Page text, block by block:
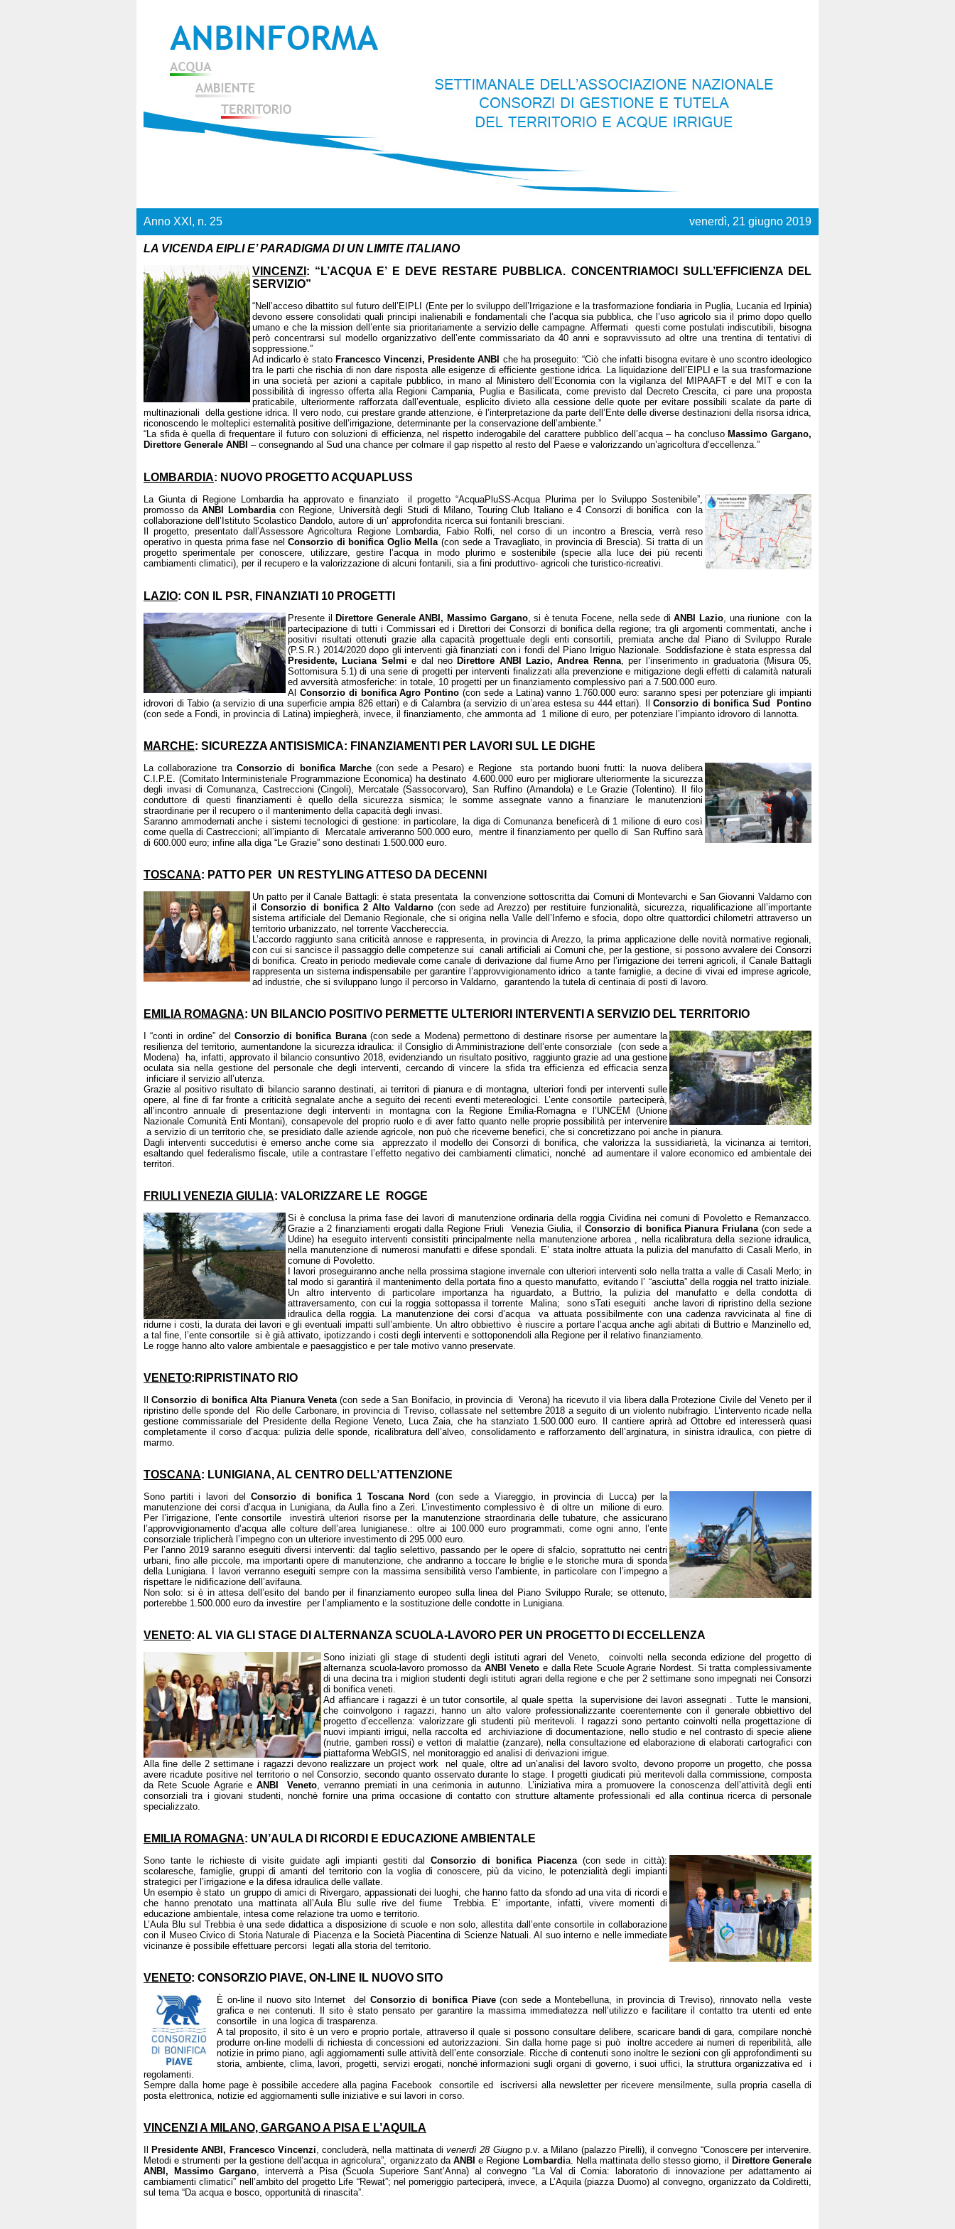
Anno XXI, n. 25 venerdì, 21 giugno 2019
LA VICENDA EIPLI E’ PARADIGMA DI UN LIMITE ITALIANO
VINCENZI : “L’ACQUA E’ E DEVE RESTARE PUBBLICA. CONCENTRIAMOCI SULL’EFFICIENZA DEL
SERVIZIO”
“Nell’acceso dibattito sul futuro dell’EIPLI (Ente per lo sviluppo dell’Irrigazione e la trasformazione fondiaria in Puglia, Lucania ed Irpinia)
devono essere consolidati quali principi inalienabili e fondamentali che l’acqua sia pubblica, che l’uso agricolo sia il primo dopo quello
umano e che la mission dell’ente sia prioritariamente a servizio delle campagne. Affermati questi come postulati indiscutibili, bisogna
però concentrarsi sul modello organizzativo dell’ente commissariato da 40 anni e sopravvissuto ad oltre una trentina di tentativi di
soppressione.”
Ad indicarlo è stato Francesco Vincenzi, Presidente ANBI che ha proseguito: “Ciò che infatti bisogna evitare è uno scontro ideologico
tra le parti che rischia di non dare risposta alle esigenze di efficiente gestione idrica. La liquidazione dell’EIPLI e la sua trasformazione
in una società per azioni a capitale pubblico, in mano al Ministero dell’Economia con la vigilanza del MIPAAFT e del MIT e con la
possibilità di ingresso offerta alla Regioni Campania, Puglia e Basilicata, come previsto dal Decreto Crescita, ci pare una proposta
praticabile, ulteriormente rafforzata dall’eventuale, esplicito divieto alla cessione delle quote per evitare possibili scalate da parte di
multinazionali della gestione idrica. Il vero nodo, cui prestare grande attenzione, è l’interpretazione da parte dell’Ente delle diverse destinazioni della risorsa idrica,
riconoscendo le molteplici esternalità positive dell’irrigazione, determinante per la conservazione dell’ambiente.”
“La sfida è quella di frequentare il futuro con soluzioni di efficienza, nel rispetto inderogabile del carattere pubblico dell’acqua – ha concluso Massimo Gargano,
Direttore Generale ANBI – consegnando al Sud una chance per colmare il gap rispetto al resto del Paese e valorizzando un’agricoltura d’eccellenza.”
LOMBARDIA: NUOVO PROGETTO ACQUAPLUSS
La Giunta di Regione Lombardia ha approvato e finanziato il progetto “AcquaPluSS-Acqua Plurima per lo Sviluppo Sostenibile”,
promosso daANBI Lombardiacon Regione, Università degli Studi di Milano, Touring Club Italiano e 4 Consorzi di bonifica con la
collaborazione dell’Istituto Scolastico Dandolo, autore di un’ approfondita ricerca sui fontanili bresciani.
Il progetto, presentato dall’Assessore Agricoltura Regione Lombardia, Fabio Rolfi, nel corso di un incontro a Brescia, verrà reso
operativo in questa prima fase nelConsorzio di bonifica Oglio Mella(con sede a Travagliato, in provincia di Brescia). Si tratta di un
progetto sperimentale per conoscere, utilizzare, gestire l’acqua in modo plurimo e sostenibile (specie alla luce dei più recenti
cambiamenti climatici), per il recupero e la valorizzazione di alcuni fontanili, sia a fini produttivo- agricoli che turistico-ricreativi.
LAZIO: CON IL PSR, FINANZIATI 10 PROGETTI
Presente il Direttore Generale ANBI, Massimo Gargano, si è tenuta Focene, nella sede diANBI Lazio, una riunione con la
partecipazione di tutti i Commissari ed i Direttori dei Consorzi di bonifica della regione; tra gli argomenti commentati, anche i
positivi risultati ottenuti grazie alla capacità progettuale degli enti consortili, premiata anche dal Piano di Sviluppo Rurale
(P.S.R.) 2014/2020 dopo gli interventi già finanziati con i fondi del Piano Irriguo Nazionale. Soddisfazione è stata espressa dal
Presidente, Luciana Selmie dal neo Direttore ANBI Lazio, Andrea Renna, per l’inserimento in graduatoria (Misura 05,
Sottomisura 5.1) di una serie di progetti per interventi finalizzati alla prevenzione e mitigazione degli effetti di calamità naturali
ed avversità atmosferiche: in totale, 10 progetti per un finanziamento complessivo pari a 7.500.000 euro.
Al Consorzio di bonifica Agro Pontino(con sede a Latina) vanno 1.760.000 euro: saranno spesi per potenziare gli impianti
idrovori di Tabio (a servizio di una superficie ampia 826 ettari) e di Calambra (a servizio di un’area estesa su 444 ettari). IlConsorzio di bonifica Sud Pontino
(con sede a Fondi, in provincia di Latina) impiegherà, invece, il finanziamento, che ammonta ad 1 milione di euro, per potenziare l’impianto idrovoro di Iannotta.
MARCHE: SICUREZZA ANTISISMICA: FINANZIAMENTI PER LAVORI SUL LE DIGHE
La collaborazione tra Consorzio di bonifica Marche(con sede a Pesaro) e Regione sta portando buoni frutti: la nuova delibera
C.I.P.E. (Comitato Interministeriale Programmazione Economica) ha destinato 4.600.000 euro per migliorare ulteriormente la sicurezza
degli invasi di Comunanza, Castreccioni (Cingoli), Mercatale (Sassocorvaro), San Ruffino (Amandola) e Le Grazie (Tolentino). Il filo
conduttore di questi finanziamenti è quello della sicurezza sismica; le somme assegnate vanno a finanziare le manutenzioni
straordinarie per il recupero o il mantenimento della capacità degli invasi.
Saranno ammodernati anche i sistemi tecnologici di gestione: in particolare, la diga di Comunanza beneficerà di 1 milione di euro così
come quella di Castreccioni; all’impianto di Mercatale arriveranno 500.000 euro, mentre il finanziamento per quello di San Ruffino sarà
di 600.000 euro; infine alla diga “Le Grazie” sono destinati 1.500.000 euro.
TOSCANA: PATTO PER UN RESTYLING ATTESO DA DECENNI
Un patto per il Canale Battagli: è stata presentata la convenzione sottoscritta dai Comuni di Montevarchi e San Giovanni Valdarno con
il Consorzio di bonifica 2 Alto Valdarno (con sede ad Arezzo) per restituire funzionalità, sicurezza, riqualificazione all’importante
sistema artificiale del Demanio Regionale, che si origina nella Valle dell’Inferno e sfocia, dopo oltre quattordici chilometri attraverso un
territorio urbanizzato, nel torrente Vacchereccia.
L’accordo raggiunto sana criticità annose e rappresenta, in provincia di Arezzo, la prima applicazione delle novità normative regionali,
con cui si sancisce il passaggio delle competenze sui canali artificiali ai Comuni che, per la gestione, si possono avvalere dei Consorzi
di bonifica. Creato in periodo medievale come canale di derivazione dal fiume Arno per l’irrigazione dei terreni agricoli, il Canale Battagli
rappresenta un sistema indispensabile per garantire l’approvvigionamento idrico a tante famiglie, a decine di vivai ed imprese agricole,
ad industrie, che si sviluppano lungo il percorso in Valdarno, garantendo la tutela di centinaia di posti di lavoro.
EMILIA ROMAGNA: UN BILANCIO POSITIVO PERMETTE ULTERIORI INTERVENTI A SERVIZIO DEL TERRITORIO
I “conti in ordine” delConsorzio di bonifica Burana(con sede a Modena) permettono di destinare risorse per aumentare la
resilienza del territorio, aumentandone la sicurezza idraulica: il Consiglio di Amministrazione dell’ente consorziale (con sede a
Modena) ha, infatti, approvato il bilancio consuntivo 2018, evidenziando un risultato positivo, raggiunto grazie ad una gestione
oculata sia nella gestione del personale che degli interventi, cercando di vincere la sfida tra efficienza ed efficacia senza
inficiare il servizio all’utenza.
Grazie al positivo risultato di bilancio saranno destinati, ai territori di pianura e di montagna, ulteriori fondi per interventi sulle
opere, al fine di far fronte a criticità segnalate anche a seguito dei recenti eventi metereologici. L’ente consortile parteciperà,
all’incontro annuale di presentazione degli interventi in montagna con la Regione Emilia-Romagna e l’UNCEM (Unione
Nazionale Comunità Enti Montani), consapevole del proprio ruolo e di aver fatto quanto nelle proprie possibilità per intervenire
a servizio di un territorio che, se presidiato dalle aziende agricole, non può che riceverne benefici, che si concretizzano poi anche in pianura.
Dagli interventi succedutisi è emerso anche come sia apprezzato il modello dei Consorzi di bonifica, che valorizza la sussidiarietà, la vicinanza ai territori,
esaltando quel federalismo fiscale, utile a contrastare l’effetto negativo dei cambiamenti climatici, nonché ad aumentare il valore economico ed ambientale dei
territori.
FRIULI VENEZIA GIULIA: VALORIZZARE LE ROGGE
Si è conclusa la prima fase dei lavori di manutenzione ordinaria della roggia Cividina nei comuni di Povoletto e Remanzacco.
Grazie a 2 finanziamenti erogati dalla Regione Friuli Venezia Giulia, il Consorzio di bonifica Pianura Friulana(con sede a
Udine) ha eseguito interventi consistiti principalmente nella manutenzione arborea , nella ricalibratura della sezione idraulica,
nella manutenzione di numerosi manufatti e difese spondali. E’ stata inoltre attuata la pulizia del manufatto di Casali Merlo, in
comune di Povoletto.
I lavori proseguiranno anche nella prossima stagione invernale con ulteriori interventi solo nella tratta a valle di Casali Merlo; in
tal modo si garantirà il mantenimento della portata fino a questo manufatto, evitando l’ “asciutta” della roggia nel tratto iniziale.
Un altro intervento di particolare importanza ha riguardato, a Buttrio, la pulizia del manufatto e della condotta di
attraversamento, con cui la roggia sottopassa il torrente Malina; sono sTati eseguiti anche lavori di ripristino della sezione
idraulica della roggia. La manutenzione dei corsi d’acqua va attuata possibilmente con una cadenza ravvicinata al fine di
ridurne i costi, la durata dei lavori e gli eventuali impatti sull’ambiente. Un altro obbiettivo è riuscire a portare l’acqua anche agli abitati di Buttrio e Manzinello ed,
a tal fine, l’ente consortile si è già attivato, ipotizzando i costi degli interventi e sottoponendoli alla Regione per il relativo finanziamento.
Le rogge hanno alto valore ambientale e paesaggistico e per tale motivo vanno preservate.
VENETO:RIPRISTINATO RIO
IlConsorzio di bonifica Alta Pianura Veneta(con sede a San Bonifacio, in provincia di Verona) ha ricevuto il via libera dalla Protezione Civile del Veneto per il
ripristino delle sponde del Rio delle Carbonare, in provincia di Treviso, collassate nel settembre 2018 a seguito di un violento nubifragio. L’intervento ricade nella
gestione commissariale del Presidente della Regione Veneto, Luca Zaia, che ha stanziato 1.500.000 euro. Il cantiere aprirà ad Ottobre ed interesserà quasi
completamente il corso d’acqua: pulizia delle sponde, ricalibratura dell’alveo, consolidamento e rafforzamento dell’arginatura, in sinistra idraulica, con pietre di
marmo.
TOSCANA: LUNIGIANA, AL CENTRO DELL’ATTENZIONE
Sono partiti i lavori delConsorzio di bonifica 1 Toscana Nord
(con sede a Viareggio, in provincia di Lucca) per la
manutenzione dei corsi d’acqua in Lunigiana, da Aulla fino a Zeri. L’investimento complessivo è di oltre un milione di euro.
Per l’irrigazione, l’ente consortile investirà ulteriori risorse per la manutenzione straordinaria delle tubature, che assicurano
l’approvvigionamento d’acqua alle colture dell’area lunigianese.: oltre ai 100.000 euro programmati, come ogni anno, l’ente
consorziale triplicherà l’impegno con un ulteriore investimento di 295.000 euro.
Per l’anno 2019 saranno eseguiti diversi interventi: dal taglio selettivo, passando per le opere di sfalcio, soprattutto nei centri
urbani, fino alle piccole, ma importanti opere di manutenzione, che andranno a toccare le briglie e le storiche mura di sponda
della Lunigiana. I lavori verranno eseguiti sempre con la massima sensibilità verso l’ambiente, in particolare con l’impegno a
rispettare le nidificazione dell’avifauna.
Non solo: si è in attesa dell’esito del bando per il finanziamento europeo sulla linea del Piano Sviluppo Rurale; se ottenuto,
porterebbe 1.500.000 euro da investire per l’ampliamento e la sostituzione delle condotte in Lunigiana.
VENETO: AL VIA GLI STAGE DI ALTERNANZA SCUOLA-LAVORO PER UN PROGETTO DI ECCELLENZA
Sono iniziati gli stage di studenti degli istituti agrari del Veneto, coinvolti nella seconda edizione del progetto di
alternanza scuola-lavoro promosso da ANBI Veneto e dalla Rete Scuole Agrarie Nordest. Si tratta complessivamente
di una decina tra i migliori studenti degli istituti agrari della regione e che per 2 settimane sono impegnati nei Consorzi
di bonifica veneti.
Ad affiancare i ragazzi è un tutor consortile, al quale spetta la supervisione dei lavori assegnati . Tutte le mansioni,
che coinvolgono i ragazzi, hanno un alto valore professionalizzante coerentemente con il generale obbiettivo del
progetto d’eccellenza: valorizzare gli studenti più meritevoli. I ragazzi sono pertanto coinvolti nella progettazione di
nuovi impianti irrigui, nella raccolta ed archiviazione di documentazione, nello studio e nel contrasto di specie aliene
(nutrie, gamberi rossi) e vettori di malattie (zanzare), nella consultazione ed elaborazione di elaborati cartografici con
piattaforma WebGIS, nel monitoraggio ed analisi di derivazioni irrigue.
Alla fine delle 2 settimane i ragazzi devono realizzare un project work nel quale, oltre ad un’analisi del lavoro svolto, devono proporre un progetto, che possa
avere ricadute positive nel territorio o nel Consorzio, secondo quanto osservato durante lo stage. I progetti giudicati più meritevoli dalla commissione, composta
da Rete Scuole Agrarie e ANBI Veneto, verranno premiati in una cerimonia in autunno. L’iniziativa mira a promuovere la conoscenza dell’attività degli enti
consorziali tra i giovani studenti, nonchè fornire una prima occasione di contatto con strutture altamente professionali ed alla continua ricerca di personale
specializzato.
EMILIA ROMAGNA: UN’AULA DI RICORDI E EDUCAZIONE AMBIENTALE
Sono tante le richieste di visite guidate agli impianti gestiti dalConsorzio di bonifica Piacenza(con sede in città):
scolaresche, famiglie, gruppi di amanti del territorio con la voglia di conoscere, più da vicino, le potenzialità degli impianti
strategici per l’irrigazione e la difesa idraulica delle vallate.
Un esempio è stato un gruppo di amici di Rivergaro, appassionati dei luoghi, che hanno fatto da sfondo ad una vita di ricordi e
che hanno prenotato una mattinata all’Aula Blu sulle rive del fiume Trebbia. E’ importante, infatti, vivere momenti di
educazione ambientale, intesa come relazione tra uomo e territorio.
L’Aula Blu sul Trebbia è una sede didattica a disposizione di scuole e non solo, allestita dall’ente consortile in collaborazione
con il Museo Civico di Storia Naturale di Piacenza e la Società Piacentina di Scienze Natuali. Al suo interno e nelle immediate
vicinanze è possibile effettuare percorsi legati alla storia del territorio.
VENETO: CONSORZIO PIAVE, ON-LINE IL NUOVO SITO
È on-line il nuovo sito Internet del Consorzio di bonifica Piave(con sede a Montebelluna, in provincia di Treviso), rinnovato nella veste
grafica e nei contenuti. Il sito è stato pensato per garantire la massima immediatezza nell’utilizzo e facilitare il contatto tra utenti ed ente
consortile in una logica di trasparenza.
A tal proposito, il sito è un vero e proprio portale, attraverso il quale si possono consultare delibere, scaricare bandi di gara, compilare nonchè
produrre on-line modelli di richiesta di concessioni ed autorizzazioni. Sin dalla home page si può inoltre accedere ai numeri di reperibilità, alle
notizie in primo piano, agli aggiornamenti sulle attività dell’ente consorziale. Ricche di contenuti sono inoltre le sezioni con gli approfondimenti su
storia, ambiente, clima, lavori, progetti, servizi erogati, nonché informazioni sugli organi di governo, i suoi uffici, la struttura organizzativa ed i
regolamenti.
Sempre dalla home page è possibile accedere alla pagina Facebook consortile ed iscriversi alla newsletter per ricevere mensilmente, sulla propria casella di
posta elettronica, notizie ed aggiornamenti sulle iniziative e sui lavori in corso.
VINCENZI A MILANO, GARGANO A PISA E L’AQUILA
Presidente ANBI, Francesco Vincenzi, concluderà, nella mattinata divenerdì 28 Giugnop.v. a Milano (palazzo Pirelli), il convegno “Conoscere per intervenire.
Metodi e strumenti per la gestione dell’acqua in agricolura”, organizzato da ANBI e Regione Lombardia. Nella mattinata dello stesso giorno, il
Direttore Generale
ANBI, Massimo Gargano, interverrà a Pisa (Scuola Superiore Sant’Anna) al convegno “La Val di Cornia: laboratorio di innovazione per adattamento ai
cambiamenti climatici” nell’ambito del progetto Life “Rewat”; nel pomeriggio parteciperà, invece, a L’Aquila (piazza Duomo) al convegno, organizzato da Coldiretti,
sul tema “Da acqua e bosco, opportunità di rinascita”.